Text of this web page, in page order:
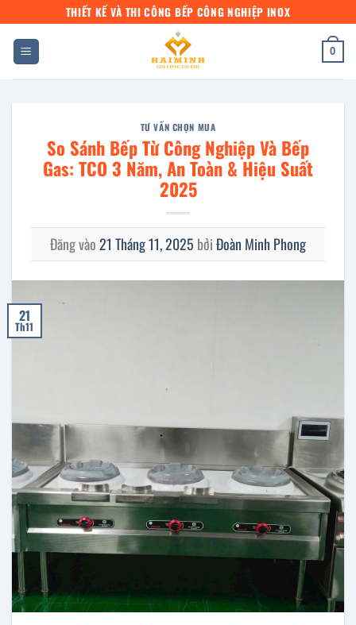
qua
dung
THIẾT KẾ VÀ THI CÔNG BẾP CÔNG NGHIỆP INOX
0
TƯ VẤN CHỌN MUA
So Sánh Bếp Từ Công Nghiệp Và Bếp
Gas: TCO 3 Năm, An Toàn & Hiệu Suất
2025
Đăng vào21 Tháng 11, 2025 bởiĐoàn Minh Phong
21
Th11